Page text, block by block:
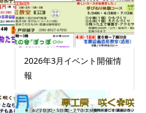
2026年3月イベント開催情
報